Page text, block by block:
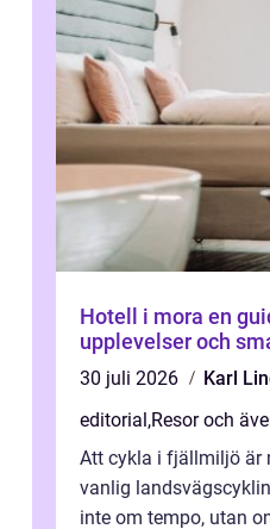
Hotell i mora en guide till boende,
upplevelser och
30 juli 2026
Karl
editorial,Resor och
Att cykla i fjällmiljö är
vanlig
inte om tempo, utan